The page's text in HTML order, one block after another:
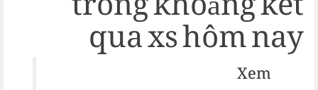
qua xs hôm nay
Xem